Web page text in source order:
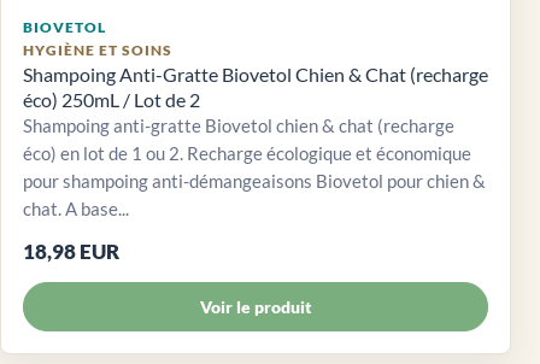
BIOVETOL
HYGIÈNE ET SOINS
Shampoing Anti-Gratte Biovetol Chien & Chat (recharge
éco) 250mL / Lot de 2
Shampoing anti-gratte Biovetol chien & chat (recharge
éco) en lot de 1 ou 2. Recharge écologique et économique
pour shampoing anti-démangeaisons Biovetol pour chien &
chat. A base...
18,98 EUR
Voir le produit